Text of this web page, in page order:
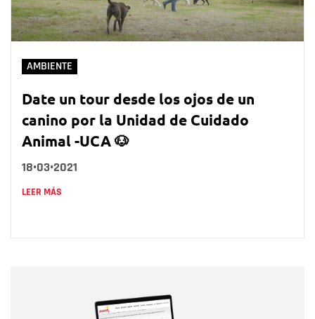
AMBIENTE
Date un tour desde los ojos de un
canino por la Unidad de Cuidado
Animal -UCA 🐶
18•03•2021
LEER MÁS